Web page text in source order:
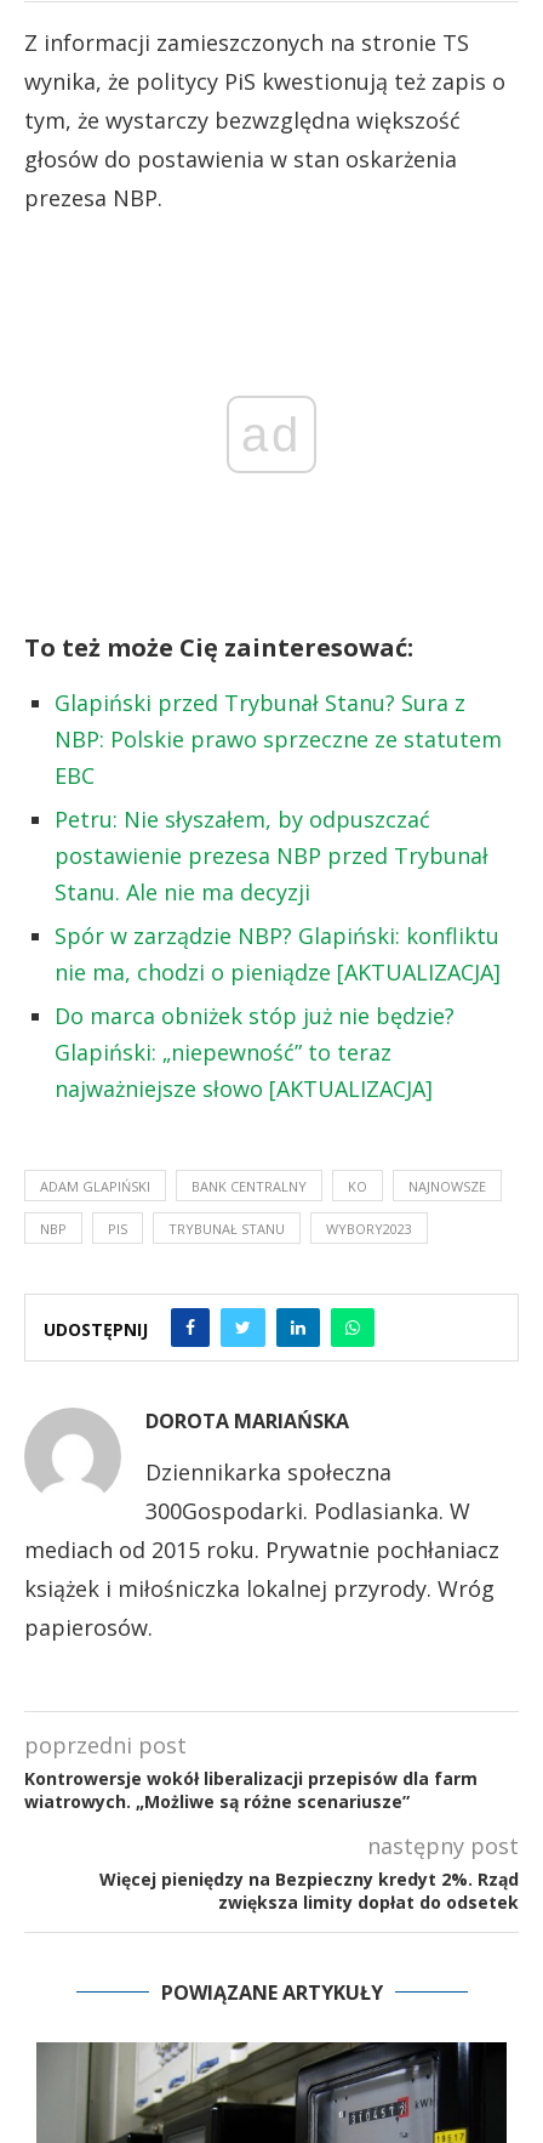
Z informacji zamieszczonych na stronie TS
wynika, że politycy PiS kwestionują też zapis o
tym, że wystarczy bezwzględna większość
głosów do postawienia w stan oskarżenia
prezesa NBP.
ad
To też może Cię zainteresować:
Glapiński przed Trybunał Stanu? Sura z
NBP: Polskie prawo sprzeczne ze statutem
EBC
Petru: Nie słyszałem, by odpuszczać
postawienie prezesa NBP przed Trybunał
Stanu. Ale nie ma decyzji
Spór w zarządzie NBP? Glapiński: konfliktu
nie ma, chodzi o pieniądze [AKTUALIZACJA]
Do marca obniżek stóp już nie będzie?
Glapiński: „niepewność” to teraz
najważniejsze słowo [AKTUALIZACJA]
ADAM GLAPIŃSKI BANK CENTRALNY KO NAJNOWSZE
NBP PIS TRYBUNAŁ STANU WYBORY2023
UDOSTĘPNIJ
DOROTA MARIAŃSKA
Dziennikarka społeczna
300Gospodarki. Podlasianka. W
mediach od 2015 roku. Prywatnie pochłaniacz
książek i miłośniczka lokalnej przyrody. Wróg
papierosów.
poprzedni post
Kontrowersje wokół liberalizacji przepisów dla farm
wiatrowych. „Możliwe są różne scenariusze”
następny post
Więcej pieniędzy na Bezpieczny kredyt 2%. Rząd
zwiększa limity dopłat do odsetek
POWIĄZANE ARTYKUŁY